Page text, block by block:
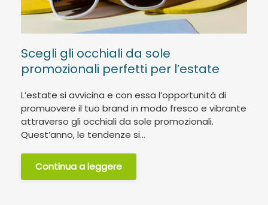
Scegli gli occhiali da sole
promozionali perfetti per l’estate
L’estate si avvicina e con essa l’opportunità di
promuovere il tuo brand in modo fresco e vibrante
attraverso gli occhiali da sole promozionali.
Quest’anno, le tendenze si...
Continua a leggere